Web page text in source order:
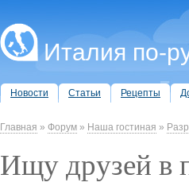
Италия по-
Новости Статьи Рецепты
Главная » Форум » Наша гостиная »
Ищу друзей в